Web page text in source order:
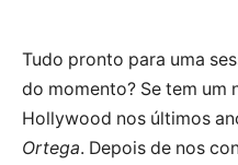
Tudo pronto para uma
do momento? Se tem um
Hollywood nos últimos
Ortega. Depois de nos